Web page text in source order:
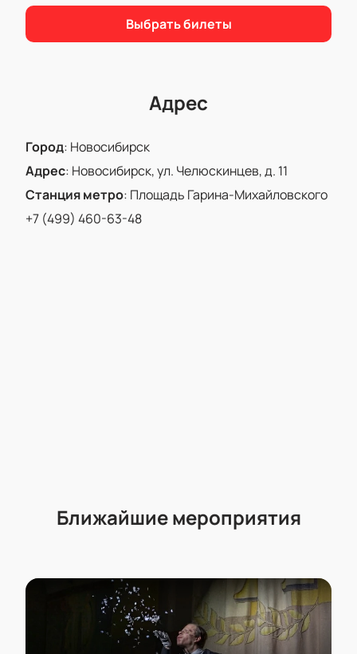
поступают быстро;
забронировать заранее. Мы поможем выбрать
правилах посещения, продолжительности шоу,
программе и других деталях.
Выбрать билеты
Адрес
Город: Новосибирск
Адрес: Новосибирск, ул. Челюскинцев, д. 11
Станция метро: Площадь Гарина-Михайловского
+7 (499) 460-63-48
Ближайшие мероприятия